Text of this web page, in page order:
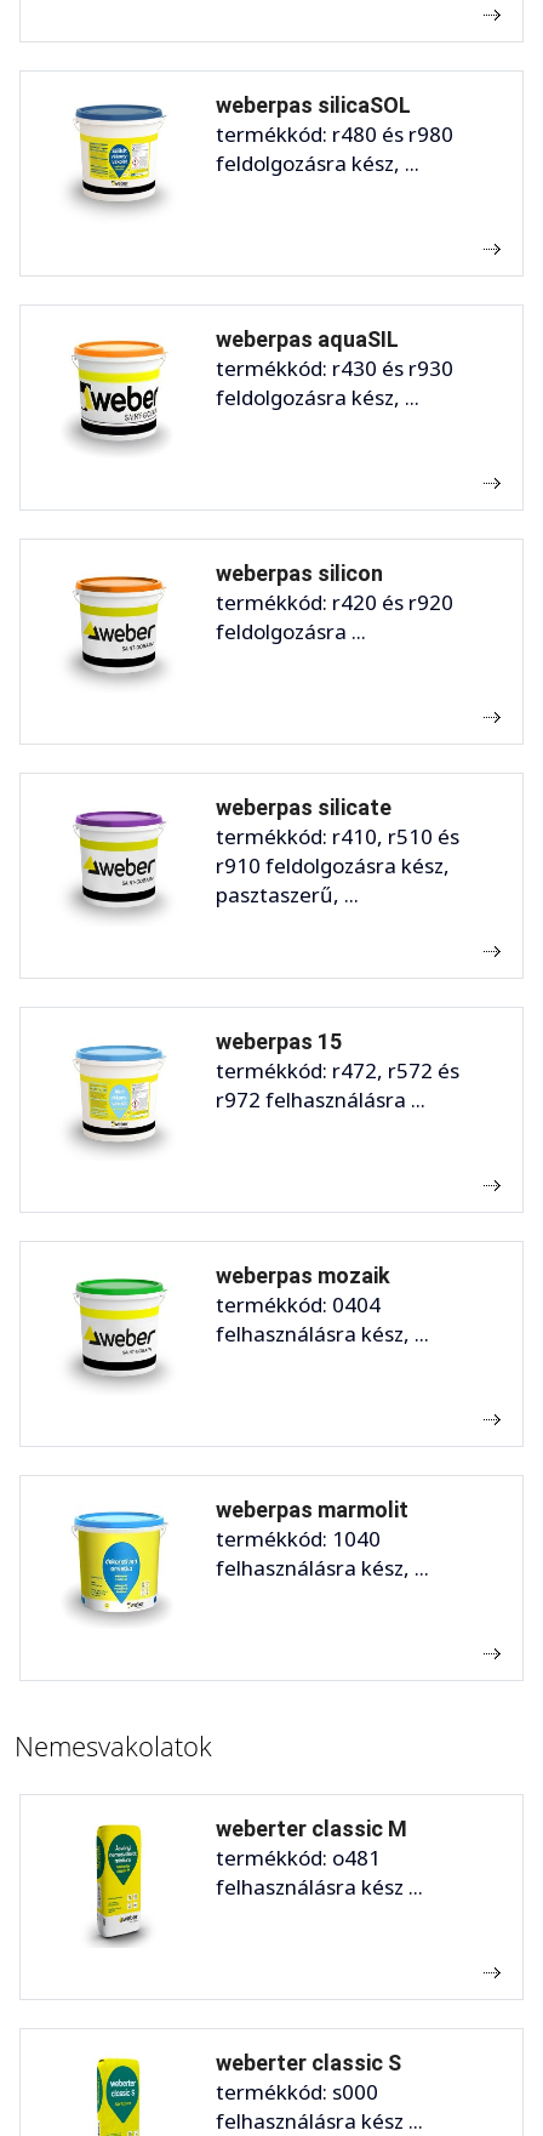
weberpas silicaSOL
termékkód: r480 és r980
feldolgozásra kész, ...
weberpas aquaSIL
termékkód: r430 és r930
feldolgozásra kész, ...
weberpas silicon
termékkód: r420 és r920
feldolgozásra ...
weberpas silicate
termékkód: r410, r510 és
r910 feldolgozásra kész,
pasztaszerű, ...
weberpas 15
termékkód: r472, r572 és
r972 felhasználásra ...
weberpas mozaik
termékkód: 0404
felhasználásra kész, ...
weberpas marmolit
termékkód: 1040
felhasználásra kész, ...
Nemesvakolatok
weberter classic M
termékkód: o481
felhasználásra kész ...
weberter classic S
termékkód: s000
felhasználásra kész ...